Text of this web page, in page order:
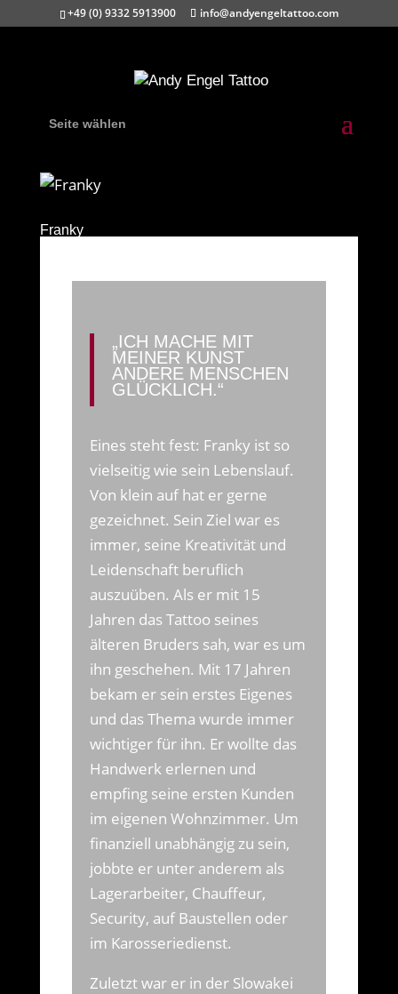
+49 (0) 9332 5913900 info@andyengeltattoo.com
Seite wählen
Franky
„ICH MACHE MIT
MEINER KUNST
ANDERE MENSCHEN
GLÜCKLICH.“
Eines steht fest: Franky ist so
vielseitig wie sein Lebenslauf.
Von klein auf hat er gerne
gezeichnet. Sein Ziel war es
immer, seine Kreativität und
Leidenschaft beruflich
auszuüben. Als er mit 15
Jahren das Tattoo seines
älteren Bruders sah, war es um
ihn geschehen. Mit 17 Jahren
bekam er sein erstes Eigenes
und das Thema wurde immer
wichtiger für ihn. Er wollte das
Handwerk erlernen und
empfing seine ersten Kunden
im eigenen Wohnzimmer. Um
finanziell unabhängig zu sein,
jobbte er unter anderem als
Lagerarbeiter, Chauffeur,
Security, auf Baustellen oder
im Karosseriedienst.
Zuletzt war er in der Slowakei